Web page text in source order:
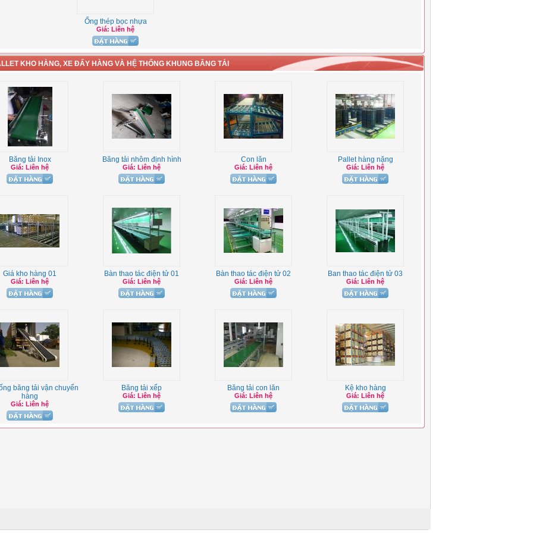
Ống thép bọc nhựa
Giá: Liên hệ
KHO HÀNG, XE ĐẨY HÀNG VÀ HỆ THỐNG KHUNG BĂNG TẢI
Băng tải Inox
Giá: Liên hệ
Băng tải nhôm định hình
Giá: Liên hệ
Con lăn
Giá: Liên hệ
Pallet hàng nặng
Giá: Liên hệ
Giá kho hàng 01
Giá: Liên hệ
Bàn thao tác điện tử 01
Giá: Liên hệ
Bàn thao tác điện tử 02
Giá: Liên hệ
Ban thao tác điện tử 03
Giá: Liên hệ
băng tải vận chuyển
hàng
Giá: Liên hệ
Băng tải xếp
Giá: Liên hệ
Băng tải con lăn
Giá: Liên hệ
Kệ kho hàng
Giá: Liên hệ